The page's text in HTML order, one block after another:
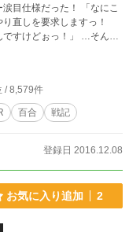
だった！ 「なにこ
直しを要求しますっ！
どぉっ！」 …そんな
ンキング最高２９位を
日から、私も魔法少女
行。 続きはそちら
/ 8,579件
百合 戦記
登録日 2016.12.08
お気に入り追加 2